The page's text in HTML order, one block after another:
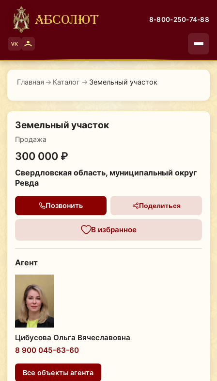
АБСОЛЮТ 8-800-250-74-88
VK
Главная → Каталог → Земельный участок
Земельный участок
Продажа
300 000 ₽
Свердловская область, муниципальный округ
Ревда
Позвонить Поделиться
В избранное
Агент
Цибусова Ольга Вячеславовна
8 900 045-63-60
Все объекты агента